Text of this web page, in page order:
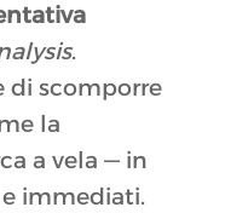
.
di scomporre
la
a vela — in
immediati.